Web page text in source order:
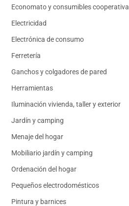
Economato y consumibles cooperativa
Electricidad
Electrónica de consumo
Ferretería
Ganchos y colgadores de pared
Herramientas
Iluminación vivienda, taller y exterior
Jardín y camping
Menaje del hogar
Mobiliario jardín y camping
Ordenación del hogar
Pequeños electrodomésticos
Pintura y barnices